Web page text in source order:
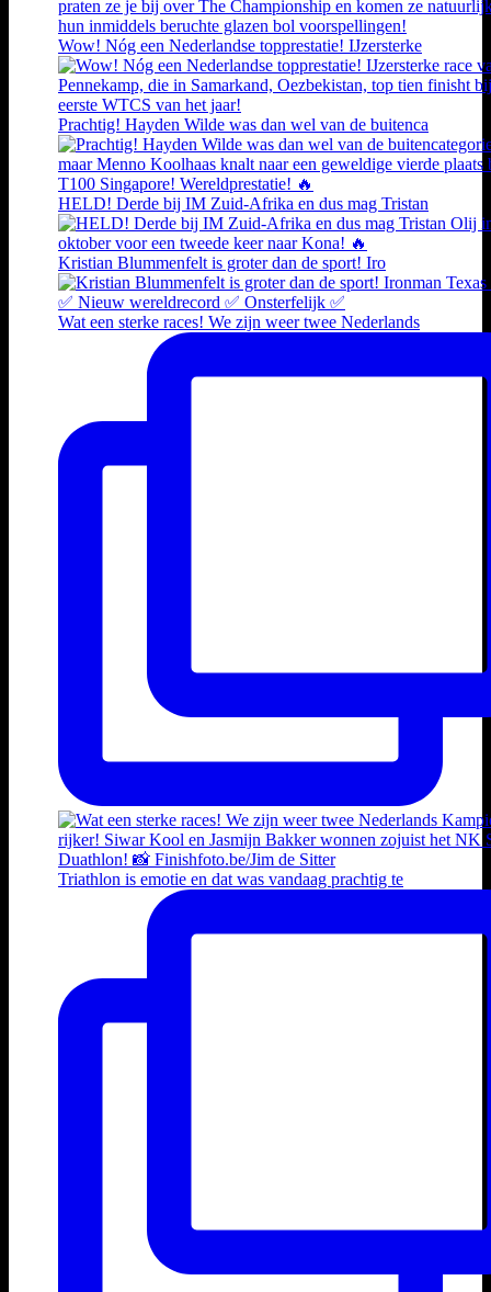
Wow! Nóg een Nederlandse topprestatie! IJzersterke
Prachtig! Hayden Wilde was dan wel van de buitenca
HELD! Derde bij IM Zuid-Afrika en dus mag Tristan
Kristian Blummenfelt is groter dan de sport! Iro
Wat een sterke races! We zijn weer twee Nederlands
Triathlon is emotie en dat was vandaag prachtig te